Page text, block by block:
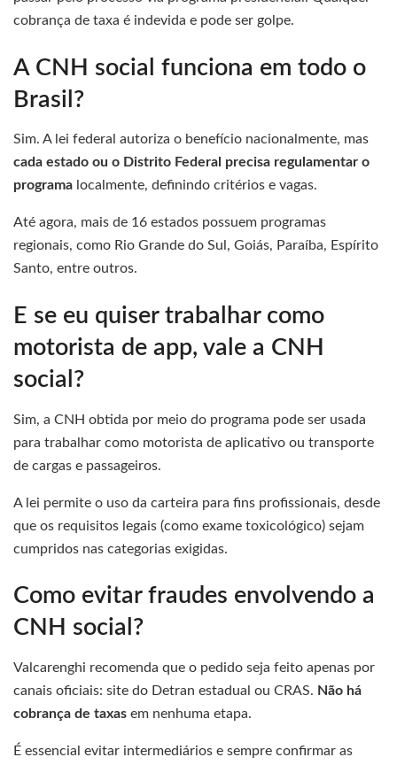
cobrança de taxa é indevida e pode ser golpe.
A CNH social funciona em todo o
Brasil?
Sim. A lei federal autoriza o benefício nacionalmente, mas
cada estado ou o Distrito Federal precisa regulamentar o
programa localmente, definindo critérios e vagas.
Até agora, mais de 16 estados possuem programas
regionais, como Rio Grande do Sul, Goiás, Paraíba, Espírito
Santo, entre outros.
E se eu quiser trabalhar como
motorista de app, vale a CNH
social?
Sim, a CNH obtida por meio do programa pode ser usada
para trabalhar como motorista de aplicativo ou transporte
de cargas e passageiros.
A lei permite o uso da carteira para fins profissionais, desde
que os requisitos legais (como exame toxicológico) sejam
cumpridos nas categorias exigidas.
Como evitar fraudes envolvendo a
CNH social?
Valcarenghi recomenda que o pedido seja feito apenas por
canais oficiais: site do Detran estadual ou CRAS. Não há
cobrança de taxas em nenhuma etapa.
É essencial evitar intermediários e sempre confirmar as